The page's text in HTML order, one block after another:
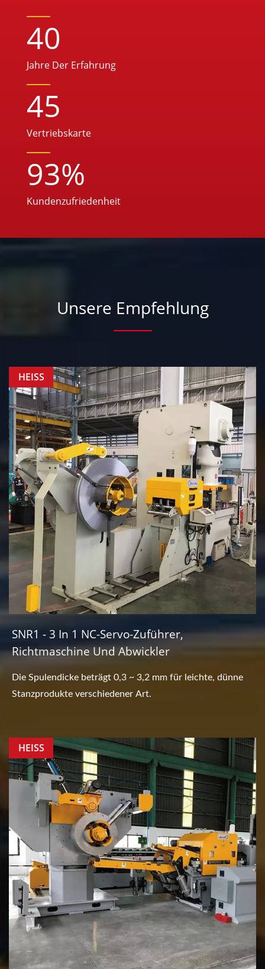
40
Jahre Der Erfahrung
45
Vertriebskarte
93%
Kundenzufriedenheit
Unsere Empfehlung
HEISS
SNR1 - 3 In 1 NC-Servo-Zuführer,
Richtmaschine Und Abwickler
Die Spulendicke beträgt 0,3 ~ 3,2 mm für leichte, dünne
Stanzprodukte verschiedener Art.
HEISS